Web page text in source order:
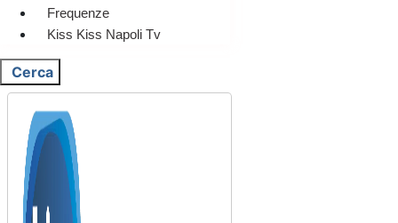
Frequenze
Kiss Kiss Napoli Tv
Cerca